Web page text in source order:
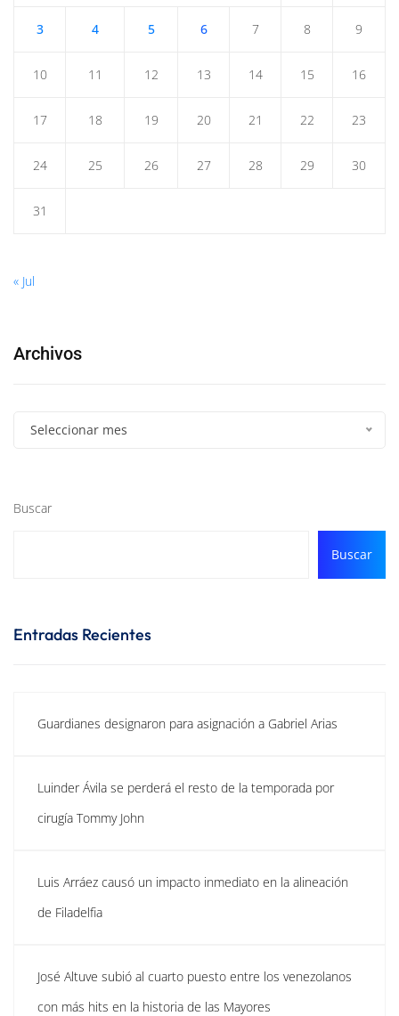
3 4 5 6 7 8 9
10 11 12 13 14 15 16
17 18 19 20 21 22 23
24 25 26 27 28 29 30
31
« Jul
Archivos
Seleccionar mes
Buscar
Buscar
Entradas Recientes
Guardianes designaron para asignación a Gabriel Arias
Luinder Ávila se perderá el resto de la temporada por
cirugía Tommy John
Luis Arráez causó un impacto inmediato en la alineación
de Filadelfia
José Altuve subió al cuarto puesto entre los venezolanos
con más hits en la historia de las Mayores